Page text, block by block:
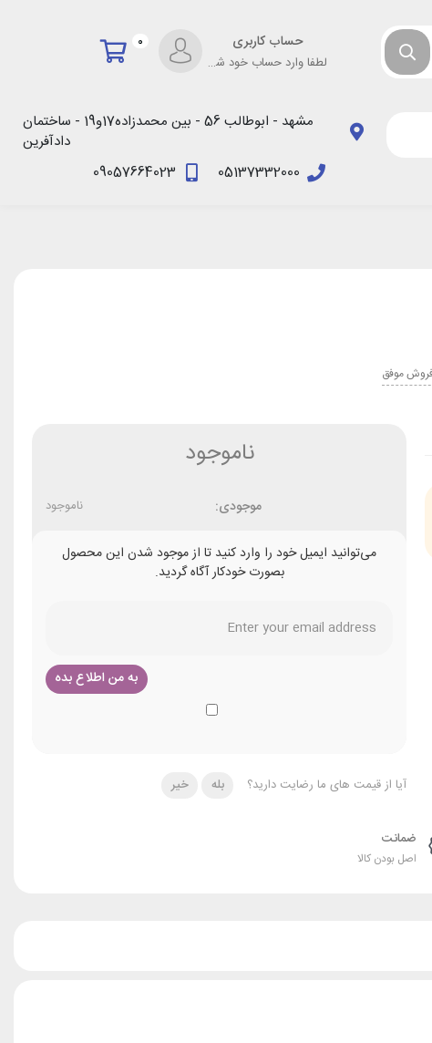
حساب کاربری
لطفا وارد حساب خود شوید!
0
مشهد - ابوطالب 56 - بین محمدزاده17و19 - ساختمان
دادآفرین
05137332000
09057664023
ناموجود
موجودی: ناموجود
می‌توانید ایمیل خود را وارد کنید تا از موجود شدن این محصول
بصورت خودکار آگاه گردید.
آیا از قیمت های ما رضایت دارید؟ بله خیر
ضمانت
اصل بودن کالا